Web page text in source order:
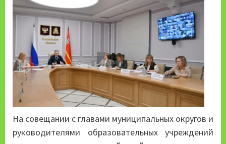
На совещании с главами муниципальных округов и
руководителями образовательных учреждений